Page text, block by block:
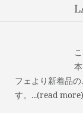
フェより新着品
す。...(read more)